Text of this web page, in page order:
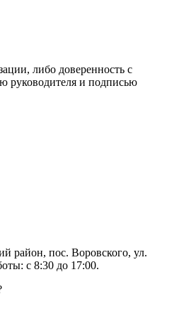
либо доверенность с
руководителя и подписью
район, пос. Воровского, ул.
с 8:30 до 17:00.